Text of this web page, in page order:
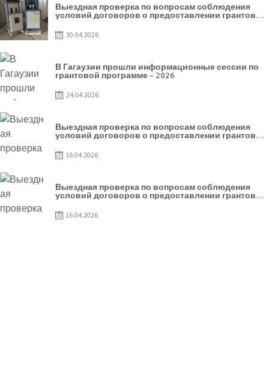
Выездная проверка по вопросам соблюдения
условий договоров о предоставлении грантов
предприятия SRL Grand Nic Oil Company
30.04.2026
В Гагаузии прошли информационные сессии по
грантовой программе – 2026
24.04.2026
Выездная проверка по вопросам соблюдения
условий договоров о предоставлении грантов
предприятия SRL Patiseria Familiei
16.04.2026
Выездная проверка по вопросам соблюдения
условий договоров о предоставлении грантов
предприятия SRL Lisokam-Fam
16.04.2026